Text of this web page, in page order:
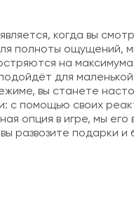
когда вы
полноты ощущений,
на
для
вы станете
с помощью своих
опция в игре, мы его
развозите подарки и